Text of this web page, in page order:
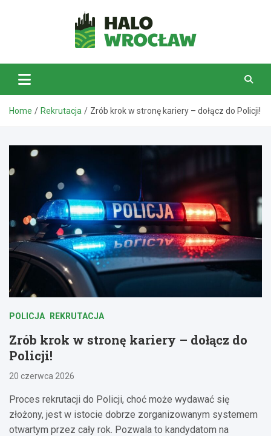
HaloWrocław.pl
Home Rekrutacja Zrób krok w stronę kariery – dołącz do Policji!
POLICJA REKRUTACJA
Zrób krok w stronę kariery – dołącz do
Policji!
20 czerwca 2026
Proces rekrutacji do Policji, choć może wydawać się
złożony, jest w istocie dobrze zorganizowanym systemem
otwartym przez cały rok. Pozwala to kandydatom na